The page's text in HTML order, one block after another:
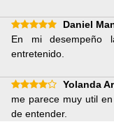
Daniel
En mi desempeño
entretenido.
Yolanda
me parece muy util
de entender.